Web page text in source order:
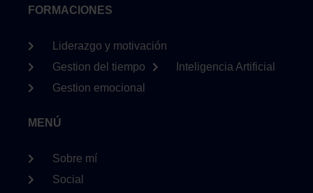
FORMACIONES
Liderazgo y motivación
Gestion del tiempo
Inteligencia Artificial
Gestion emocional
MENÚ
Sobre mí
Social